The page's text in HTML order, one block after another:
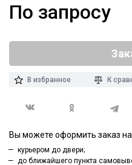
По запросу
В избранное К
Вы можете оформить заказ на
курьером до двери;
до ближайшего пункта